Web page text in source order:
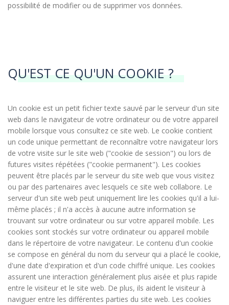
possibilité de modifier ou de supprimer vos données.
QU'EST CE QU'UN COOKIE ?
Un cookie est un petit fichier texte sauvé par le serveur d'un site
web dans le navigateur de votre ordinateur ou de votre appareil
mobile lorsque vous consultez ce site web. Le cookie contient
un code unique permettant de reconnaître votre navigateur lors
de votre visite sur le site web ("cookie de session") ou lors de
futures visites répétées ("cookie permanent"). Les cookies
peuvent être placés par le serveur du site web que vous visitez
ou par des partenaires avec lesquels ce site web collabore. Le
serveur d'un site web peut uniquement lire les cookies qu'il a lui-
même placés ; il n'a accès à aucune autre information se
trouvant sur votre ordinateur ou sur votre appareil mobile. Les
cookies sont stockés sur votre ordinateur ou appareil mobile
dans le répertoire de votre navigateur. Le contenu d'un cookie
se compose en général du nom du serveur qui a placé le cookie,
d'une date d'expiration et d'un code chiffré unique. Les cookies
assurent une interaction généralement plus aisée et plus rapide
entre le visiteur et le site web. De plus, ils aident le visiteur à
naviguer entre les différentes parties du site web. Les cookies